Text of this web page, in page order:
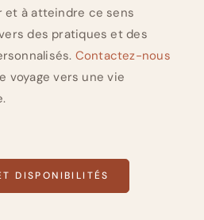
et à atteindre ce sens
des pratiques et des
Contactez-nous
voyage vers une vie
DISPONIBILITÉS